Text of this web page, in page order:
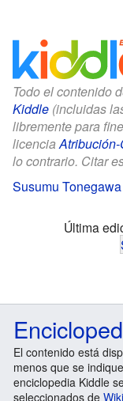
Todo el contenido
Kiddle (incluidas
libremente para
licencia
lo contrario. Citar
Susumu
Última
El contenido está
menos que se
enciclopedia Kiddle
seleccionados de